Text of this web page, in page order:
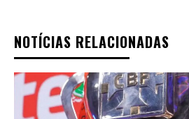
NOTÍCIAS RELACIONADAS